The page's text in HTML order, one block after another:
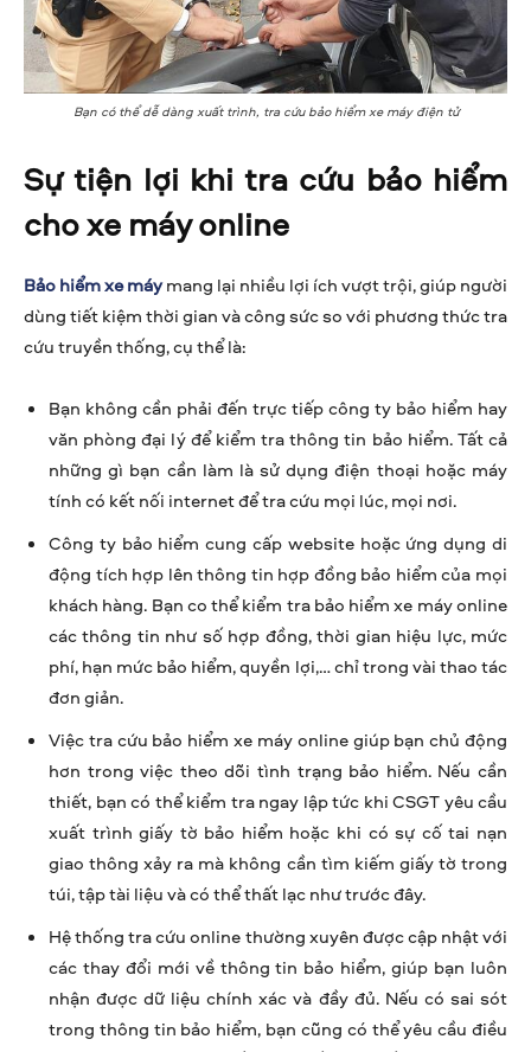
Bạn có thể dễ dàng xuất trình, tra cứu bảo hiểm xe máy điện tử
Sự tiện lợi khi tra cứu bảo hiểm
cho xe máy online
Bảo hiểm xe máymang lại nhiều lợi ích vượt trội, giúp người
dùng tiết kiệm thời gian và công sức so với phương thức tra
cứu truyền thống, cụ thể là:
Bạn không cần phải đến trực tiếp công ty bảo hiểm hay
văn phòng đại lý để kiểm tra thông tin bảo hiểm. Tất cả
những gì bạn cần làm là sử dụng điện thoại hoặc máy
tính có kết nối internet để tra cứu mọi lúc, mọi nơi.
Công ty bảo hiểm cung cấp website hoặc ứng dụng di
động tích hợp lên thông tin hợp đồng bảo hiểm của mọi
khách hàng. Bạn co thể kiểm tra bảo hiểm xe máy online
các thông tin như số hợp đồng, thời gian hiệu lực, mức
phí, hạn mức bảo hiểm, quyền lợi,… chỉ trong vài thao tác
đơn giản.
Việc tra cứu bảo hiểm xe máy online giúp bạn chủ động
hơn trong việc theo dõi tình trạng bảo hiểm. Nếu cần
thiết, bạn có thể kiểm tra ngay lập tức khi CSGT yêu cầu
xuất trình giấy tờ bảo hiểm hoặc khi có sự cố tai nạn
giao thông xảy ra mà không cần tìm kiếm giấy tờ trong
túi, tập tài liệu và có thể thất lạc như trước đây.
Hệ thống tra cứu online thường xuyên được cập nhật với
các thay đổi mới về thông tin bảo hiểm, giúp bạn luôn
nhận được dữ liệu chính xác và đầy đủ. Nếu có sai sót
trong thông tin bảo hiểm, bạn cũng có thể yêu cầu điều